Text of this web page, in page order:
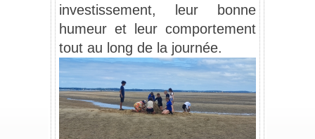
investissement, leur bonne
humeur et leur comportement
tout au long de la journée.